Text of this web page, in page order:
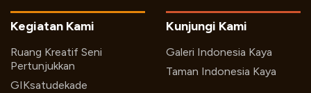
Kegiatan Kami
Ruang Kreatif Seni
Pertunjukkan
GIKsatudekade
Kunjungi Kami
Galeri Indonesia Kaya
Taman Indonesia Kaya